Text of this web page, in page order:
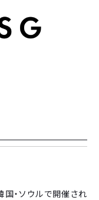
国・ソウルで開催され